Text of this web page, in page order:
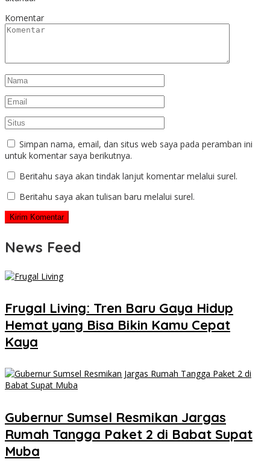
Komentar
Simpan nama, email, dan situs web saya pada peramban ini
untuk komentar saya berikutnya.
Beritahu saya akan tindak lanjut komentar melalui surel.
Beritahu saya akan tulisan baru melalui surel.
News Feed
Frugal Living: Tren Baru Gaya Hidup
Hemat yang Bisa Bikin Kamu Cepat
Kaya
Gubernur Sumsel Resmikan Jargas
Rumah Tangga Paket 2 di Babat Supat
Muba